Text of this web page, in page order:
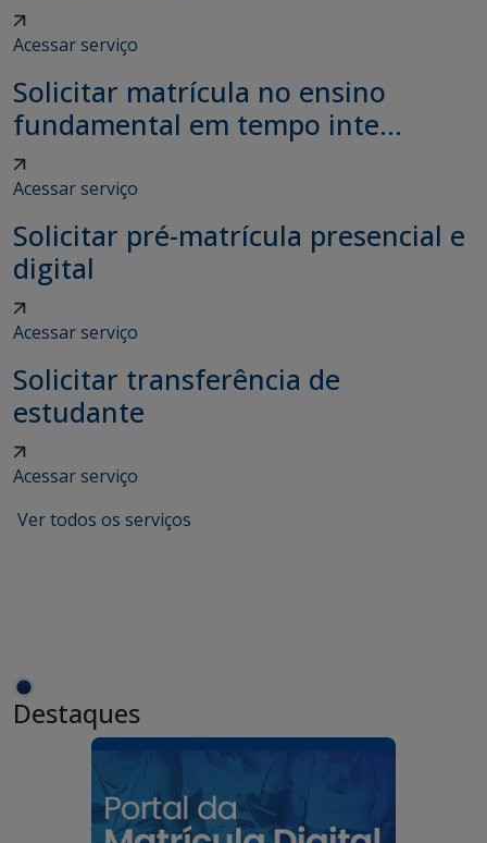
Acessar serviço
Solicitar matrícula no ensino
fundamental em tempo inte...
Acessar serviço
Solicitar pré-matrícula presencial e
digital
Acessar serviço
Solicitar transferência de
estudante
Acessar serviço
Ver todos os serviços
Destaques